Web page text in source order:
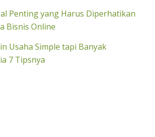
Penting yang Harus Diperhatikan
Bisnis Online
Usaha Simple tapi Banyak
7 Tipsnya